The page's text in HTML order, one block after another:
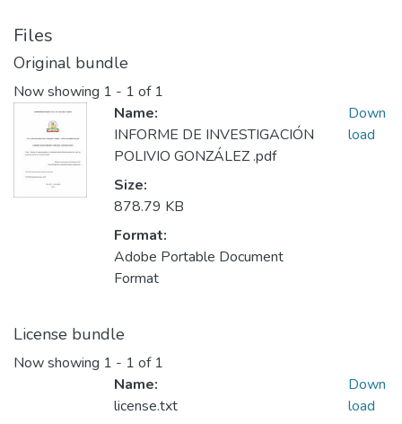
Files
Original bundle
Now showing 1 - 1 of 1
Name:
INFORME DE INVESTIGACIÓN
POLIVIO GONZÁLEZ .pdf
Size:
878.79 KB
Format:
Adobe Portable Document
Format
Down
load
License bundle
Now showing 1 - 1 of 1
Name:
license.txt
Down
load